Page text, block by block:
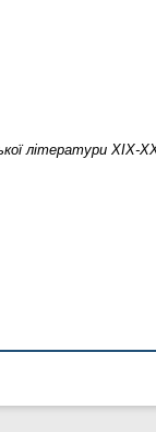
літератури ХІХ-